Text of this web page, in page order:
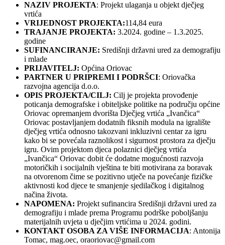
NAZIV PROJEKTA: Projekt ulaganja u objekt dječjeg
vrtića
VRIJEDNOST PROJEKTA:114,84 eura
TRAJANJE PROJEKTA: 3.2024. godine – 1.3.2025.
godine
SUFINANCIRANJE: Središnji državni ured za demografiju
i mlade
PRIJAVITELJ: Općina Oriovac
PARTNER U PRIPREMI I PODRŠCI: Oriovačka
razvojna agencija d.o.o.
OPIS PROJEKTA/CILJ: Cilj je projekta provođenje
poticanja demografske i obiteljske politike na području općine
Oriovac opremanjem dvorišta Dječjeg vrtića „Ivančica“
Oriovac postavljanjem dodatnih fiksnih modula na igralište
dječjeg vrtića odnosno takozvani inkluzivni centar za igru
kako bi se povećala raznolikost i sigurnost prostora za dječju
igru. Ovim projektom djeca polaznici dječjeg vrtića
„Ivančica“ Oriovac dobit će dodatne mogućnosti razvoja
motoričkih i socijalnih vještina te biti motivirana za boravak
na otvorenom čime se pozitivno utječe na povećanje fizičke
aktivnosti kod djece te smanjenje sjedilačkog i digitalnog
načina života.
NAPOMENA: Projekt sufinancira Središnji državni ured za
demografiju i mlade prema Programu podrške poboljšanju
materijalnih uvjeta u dječjim vrtićima u 2024. godini.
KONTAKT OSOBA ZA VIŠE INFORMACIJA: Antonija
Tomac, mag.oec, oraoriovac@gmail.com